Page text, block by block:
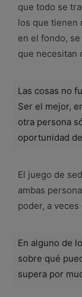
que todo se
los que tienen
en el fondo,
que necesitan
Las cosas no
Ser el mejor,
otra persona
oportunidad
El juego de
ambas
poder, a
En alguno de
sobre qué
supera por